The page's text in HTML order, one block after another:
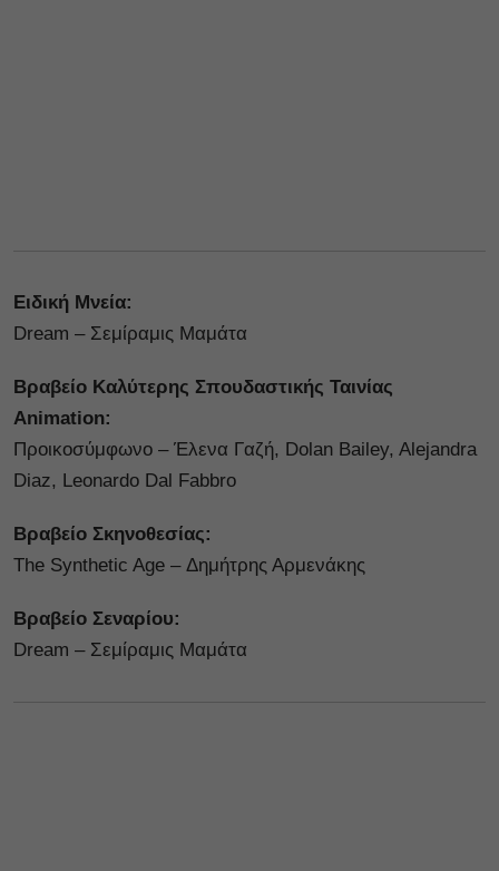
Ειδική Μνεία:
Dream – Σεμίραμις Μαμάτα
Βραβείο Καλύτερης Σπουδαστικής Ταινίας
Animation:
Προικοσύμφωνο – Έλενα Γαζή, Dolan Bailey, Alejandra
Diaz, Leonardo Dal Fabbro
Βραβείο Σκηνοθεσίας:
The Synthetic Age – Δημήτρης Αρμενάκης
Βραβείο Σεναρίου:
Dream – Σεμίραμις Μαμάτα